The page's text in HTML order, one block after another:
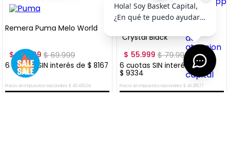
XXL
Remera Puma Melo World
$ 48.999 $69.999
6cuotas SIN interés de $ 8167
Precio sin impuestos nacionales: $ 40.495,04
XXL
"Crystal Black"
$ 55.999 $79.999
6 cuotas SIN interés de
$ 9334
Precio sin impuestos nacionales: $ 46.280,17